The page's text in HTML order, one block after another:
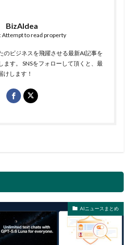
BizAIdea
Attempt to read property
のビジネスを飛躍させる最新AI記事を
ます。 SNSをフォローして頂くと、最
けします！
AIニュースまとめ